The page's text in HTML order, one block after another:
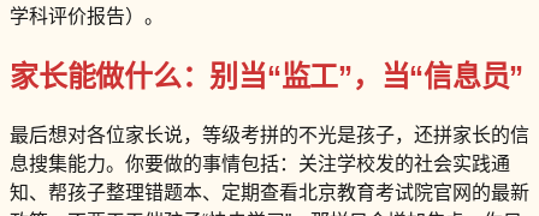
学科评价报告）。
家长能做什么：别当“监工”，当“信息员”
最后想对各位家长说，等级考拼的不光是孩子，还拼家长的信
息搜集能力。你要做的事情包括：关注学校发的社会实践通
知、帮孩子整理错题本、定期查看北京教育考试院官网的最新